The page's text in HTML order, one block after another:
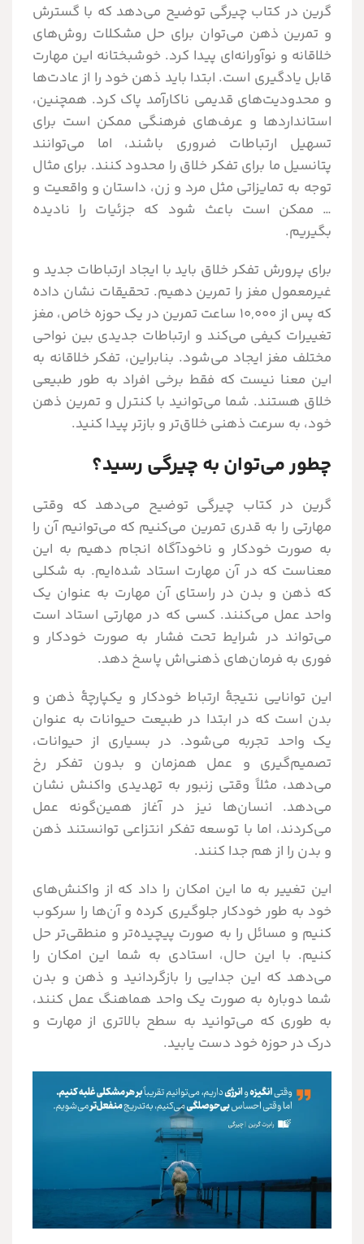
گرین در کتاب چیرگی توضیح می‌دهد که با گسترش
و تمرین ذهن می‌توان برای حل مشکلات روش‌های
خلاقانه و نوآورانه‌ای پیدا کرد. خوشبختانه این مهارت
قابل یادگیری است. ابتدا باید ذهن خود را از عادت‌ها
و محدودیت‌های قدیمی ناکارآمد پاک کرد. همچنین،
استانداردها و عرف‌های فرهنگی ممکن است برای
تسهیل ارتباطات ضروری باشند، اما می‌توانند
پتانسیل ما برای تفکر خلاق را محدود کنند. برای مثال
توجه به تمایزاتی مثل مرد و زن، داستان و واقعیت و
ممکن است باعث شود که جزئیات را نادیده
بگیریم.
برای پرورش تفکر خلاق باید با ایجاد ارتباطات جدید و
غیرمعمول مغز را تمرین دهیم. تحقیقات نشان داده
که پس از ۱۰,۰۰۰ ساعت تمرین در یک حوزه خاص، مغز
تغییرات کیفی می‌کند و ارتباطات جدیدی بین نواحی
مختلف مغز ایجاد می‌شود. بنابراین، تفکر خلاقانه به
این معنا نیست که فقط برخی افراد به طور طبیعی
خلاق هستند. شما می‌توانید با کنترل و تمرین ذهن
خود، به سرعت ذهنی خلاق‌تر و بازتر پیدا کنید.
چطور می‌توان به چیرگی رسید؟
گرین در کتاب چیرگی توضیح می‌دهد که وقتی
مهارتی را به قدری تمرین می‌کنیم که می‌توانیم آن را
به صورت خودکار و ناخودآگاه انجام دهیم به این
معناست که در آن مهارت استاد شده‌ایم. به شکلی
که ذهن و بدن در راستای آن مهارت به عنوان یک
واحد عمل می‌کنند. کسی که در مهارتی استاد است
می‌تواند در شرایط تحت فشار به صورت خودکار و
فوری به فرمان‌های ذهنی‌اش پاسخ دهد.
این توانایی نتیجۀ ارتباط خودکار و یکپارچۀ ذهن و
بدن است که در ابتدا در طبیعت حیوانات به عنوان
یک واحد تجربه می‌شود. در بسیاری از حیوانات،
تصمیم‌گیری و عمل همزمان و بدون تفکر رخ
می‌دهد، مثلاً وقتی زنبور به تهدیدی واکنش نشان
می‌دهد. انسان‌ها نیز در آغاز همین‌گونه عمل
می‌کردند، اما با توسعه تفکر انتزاعی توانستند ذهن
و بدن را از هم جدا کنند.
این تغییر به ما این امکان را داد که از واکنش‌های
خود به طور خودکار جلوگیری کرده و آن‌ها را سرکوب
کنیم و مسائل را به صورت پیچیده‌تر و منطقی‌تر حل
کنیم. با این حال، استادی به شما این امکان را
می‌دهد که این جدایی را بازگردانید و ذهن و بدن
شما دوباره به صورت یک واحد هماهنگ عمل کنند،
به طوری که می‌توانید به سطح بالاتری از مهارت و
درک در حوزه خود دست یابید.